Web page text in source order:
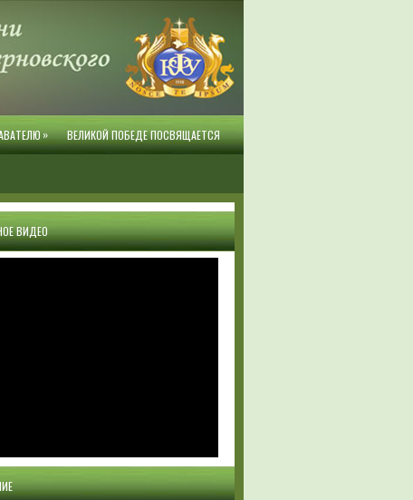
» ВЕЛИКОЙ ПОБЕДЕ ПОСВЯЩАЕТСЯ
ВИДЕО